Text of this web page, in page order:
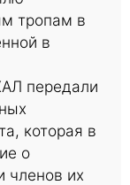
тропам в
в
передали
которая в
о
членов их